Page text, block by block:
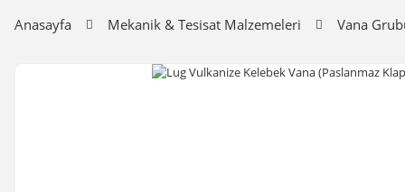
Anasayfa Mekanik & Tesisat Malzemeleri Vana